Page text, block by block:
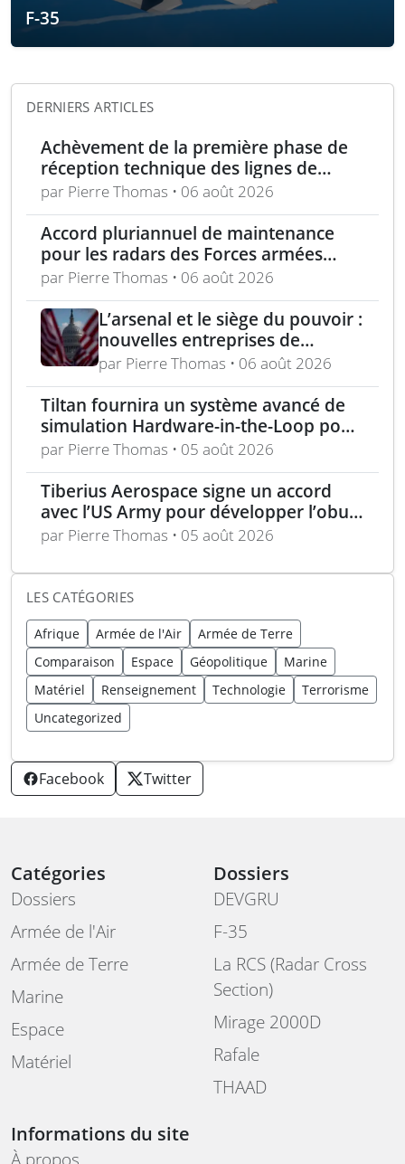
F-35
DERNIERS ARTICLES
Achèvement de la première phase de
réception technique des lignes de
production d’armement gros calibre
par Pierre Thomas • 06 août 2026
Accord pluriannuel de maintenance
pour les radars des Forces armées
polonaises
par Pierre Thomas • 06 août 2026
L’arsenal et le siège du pouvoir :
nouvelles entreprises de
défense, capital-risque et
politique industrielle des États
par Pierre Thomas • 06 août 2026
Tiltan fournira un système avancé de
simulation Hardware-in-the-Loop pour
un programme électro-optique IR
unique
par Pierre Thomas • 05 août 2026
Tiberius Aerospace signe un accord
avec l’US Army pour développer l’obus
d’artillerie guidée Sceptre
par Pierre Thomas • 05 août 2026
LES CATÉGORIES
Afrique Armée de l'Air
Armée de Terre
Comparaison
Espace Géopolitique
Marine
Matériel
Renseignement Technologie
Terrorisme
Uncategorized
Facebook Twitter
Catégories
Dossiers
Armée de l'Air
Armée de Terre
Marine
Espace
Matériel
Dossiers
DEVGRU
F-35
La RCS (Radar Cross
Section)
Mirage 2000D
Rafale
THAAD
Informations du site